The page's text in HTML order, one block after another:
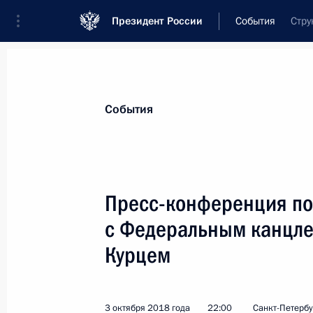
Президент России События
Новости
Послания Федеральному Собранию
Заявления по важнейшим вопросам
Совещания, заседания, рабочие встречи
События
Пресс-конференция
с Федеральным
Курцем
3 октября 2018 года 22:00 Санкт-